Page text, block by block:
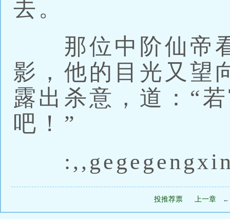
去。
那位中阶仙帝看
影，他的目光又望
露出杀意，道：“
吧！”
投推荐票 上一章 ←